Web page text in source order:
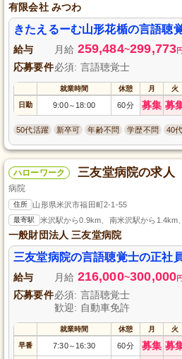
有限会社 みつわ
きたえるーむ山形花楯の言語聴
給与 月給 259,484~299,773円
応募要件必須: 言語聴覚士
就業時間 休憩 月 火
日勤 9:00～ 18:00 60分 募集 募
50代活躍 新卒可 年齢不問 学歴不問 40
ハローワーク 三友堂病院の求人
病院
住所 山形県米沢市福田町2-1-55
最寄駅 米沢駅から0.9km、南米沢駅から1.4km
一般財団法人 三友堂病院
三友堂病院の言語聴覚士の正社
給与 月給 216,000~300,000円
応募要件必須: 言語聴覚士
歓迎: 自動車免許
就業時間 休憩 月 火
早番 7:30～ 16:30 60分 募集 募